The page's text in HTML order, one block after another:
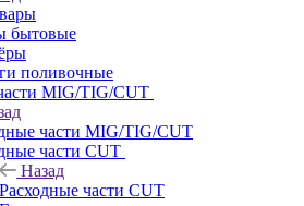
бытовые
поливочные
MIG/TIG/CUT
части MIG/TIG/CUT
части CUT
Назад
Расходные части CUT